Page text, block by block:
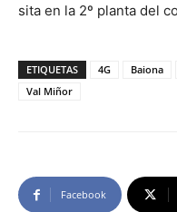
sita en la 2º planta del
ETIQUETAS 4G Baiona
Val Miñor
Facebook